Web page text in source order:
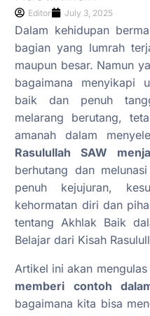
Editor July 3, 2025
Dalam kehidupan
bagian yang lumrah
maupun besar. Namun
bagaimana menyikapi
baik dan penuh
melarang berutang,
amanah dalam
Rasulullah SAW
berhutang dan
penuh kejujuran,
kehormatan diri dan
tentang Akhlak Baik
Belajar dari Kisah
Artikel ini akan mengulas
memberi contoh
bagaimana kita bisa